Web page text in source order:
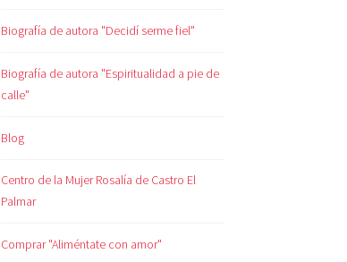
Biografía de autora "Decidí serme fiel"
Biografía de autora "Espiritualidad a pie de
calle"
Blog
Centro de la Mujer Rosalía de Castro El
Palmar
Comprar "Aliméntate con amor"